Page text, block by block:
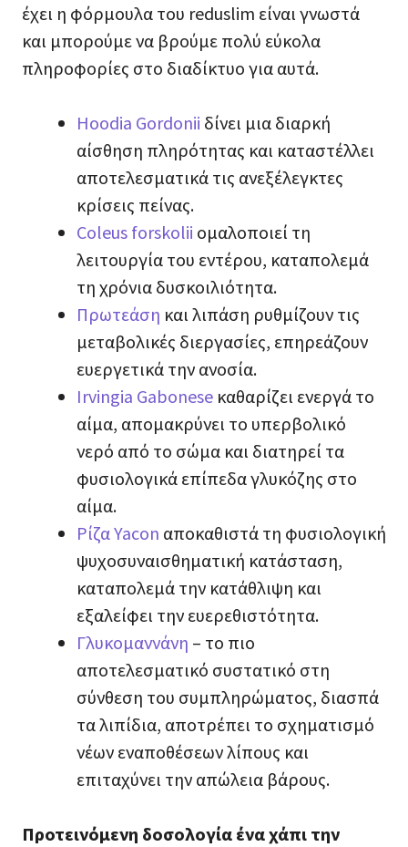
έχει η φόρμουλα του reduslim είναι γνωστά
και μπορούμε να βρούμε πολύ εύκολα
πληροφορίες στο διαδίκτυο για αυτά.
Hoodia Gordonii δίνει μια διαρκή
αίσθηση πληρότητας και καταστέλλει
αποτελεσματικά τις ανεξέλεγκτες
κρίσεις πείνας.
Coleus forskolii ομαλοποιεί τη
λειτουργία του εντέρου, καταπολεμά
τη χρόνια δυσκοιλιότητα.
Πρωτεάση και λιπάση ρυθμίζουν τις
μεταβολικές διεργασίες, επηρεάζουν
ευεργετικά την ανοσία.
Irvingia Gabonese καθαρίζει ενεργά το
αίμα, απομακρύνει το υπερβολικό
νερό από το σώμα και διατηρεί τα
φυσιολογικά επίπεδαγλυκόζης στο
αίμα.
Ρίζα Yacon αποκαθιστά τη φυσιολογική
ψυχοσυναισθηματική κατάσταση,
καταπολεμά την κατάθλιψη και
εξαλείφει την ευερεθιστότητα.
Γλυκομαννάνη – το πιο
αποτελεσματικό συστατικό στη
σύνθεση του συμπληρώματος, διασπά
τα λιπίδια, αποτρέπει το σχηματισμό
νέων εναποθέσεων λίπους και
επιταχύνει την απώλεια βάρους.
Προτεινόμενη δοσολογία ένα χάπι την